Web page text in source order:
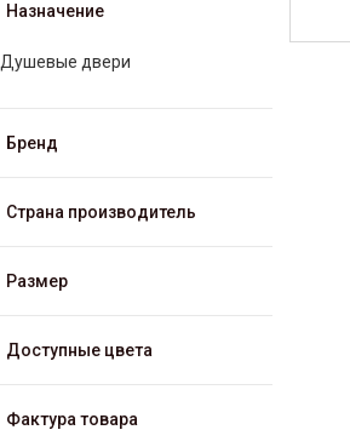
Назначение
Душевые двери
Бренд
Страна производитель
Размер
Доступные цвета
Фактура товара